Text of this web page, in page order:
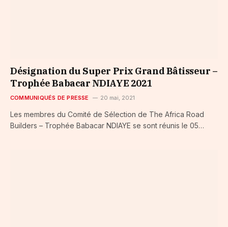
Désignation du Super Prix Grand Bâtisseur –
Trophée Babacar NDIAYE 2021
COMMUNIQUÉS DE PRESSE 20 mai, 2021
Les membres du Comité de Sélection de The Africa Road
Builders – Trophée Babacar NDIAYE se sont réunis le 05…